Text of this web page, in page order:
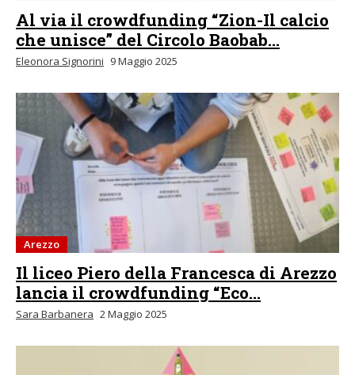
Al via il crowdfunding “Zion-Il calcio
che unisce” del Circolo Baobab...
Eleonora Signorini 9 Maggio 2025
Arezzo
Il liceo Piero della Francesca di Arezzo
lancia il crowdfunding “Eco...
Sara Barbanera 2 Maggio 2025